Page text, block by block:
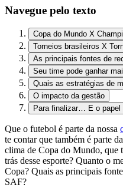
Navegue pelo texto
Copa do Mundo X
Torneios brasileiros X
As principais fontes de
Seu time pode ganhar
Quais as estratégias de
O impacto da gestão
Para finalizar… E o papel
Que o futebol é parte da nossa
te contar que também é parte
clima de Copa do Mundo, que
trás desse esporte? Quanto o
Copa? Quais as principais
SAF?